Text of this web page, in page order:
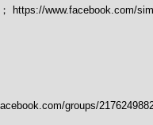
https://www.facebook.com/
groups/